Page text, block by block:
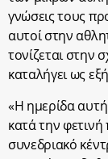
γνώσεις τους
αυτοί στην
τονίζεται στην
καταλήγει ως
«Η ημερίδα
κατά την
συνεδριακό